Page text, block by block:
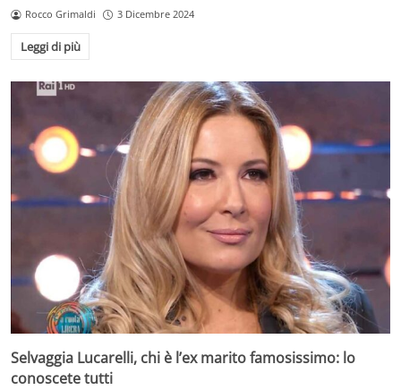
Rocco Grimaldi 3 Dicembre 2024
Leggi di più
Selvaggia Lucarelli, chi è l’ex marito famosissimo: lo
conoscete tutti